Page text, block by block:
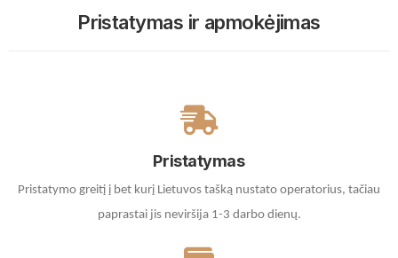
Pristatymas ir apmokėjimas
Pristatymas
Pristatymo greitį į bet kurį Lietuvos tašką nustato operatorius, tačiau
paprastai jis neviršija 1-3 darbo dienų.